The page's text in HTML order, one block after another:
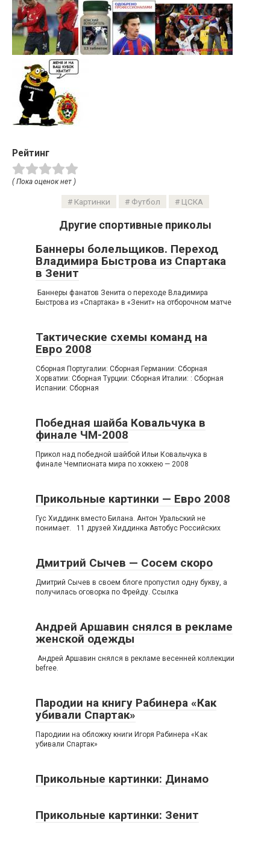
Рейтинг
( Пока оценок нет )
Картинки Футбол ЦСКА
Другие спортивные приколы
Баннеры болельщиков. Переход
Владимира Быстрова из Спартака
в Зенит
Баннеры фанатов Зенита о переходе Владимира
Быстрова из «Спартака» в «Зенит» на отборочном матче
Тактические схемы команд на
Евро 2008
Сборная Португалии: Сборная Германии: Сборная
Хорватии: Сборная Турции: Сборная Италии: : Сборная
Испании: Сборная
Победная шайба Ковальчука в
финале ЧМ-2008
Прикол над победной шайбой Ильи Ковальчука в
финале Чемпионата мира по хоккею — 2008
Прикольные картинки — Евро 2008
Гус Хиддинк вместо Билана. Антон Уральский не
понимает. 11 друзей Хиддинка Автобус Российских
Дмитрий Сычев — Сосем скоро
Дмитрий Сычев в своем блоге пропустил одну букву, а
получилась оговорка по Фрейду. Ссылка
Андрей Аршавин снялся в рекламе
женской одежды
Андрей Аршавин снялся в рекламе весенней коллекции
befree.
Пародии на книгу Рабинера «Как
убивали Спартак»
Пародиии на обложку книги Игоря Рабинера «Как
убивали Спартак»
Прикольные картинки: Динамо
Прикольные картинки: Зенит